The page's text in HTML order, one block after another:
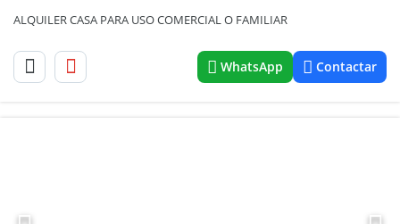
ALQUILER CASA PARA USO COMERCIAL O FAMILIAR
WhatsApp Contactar